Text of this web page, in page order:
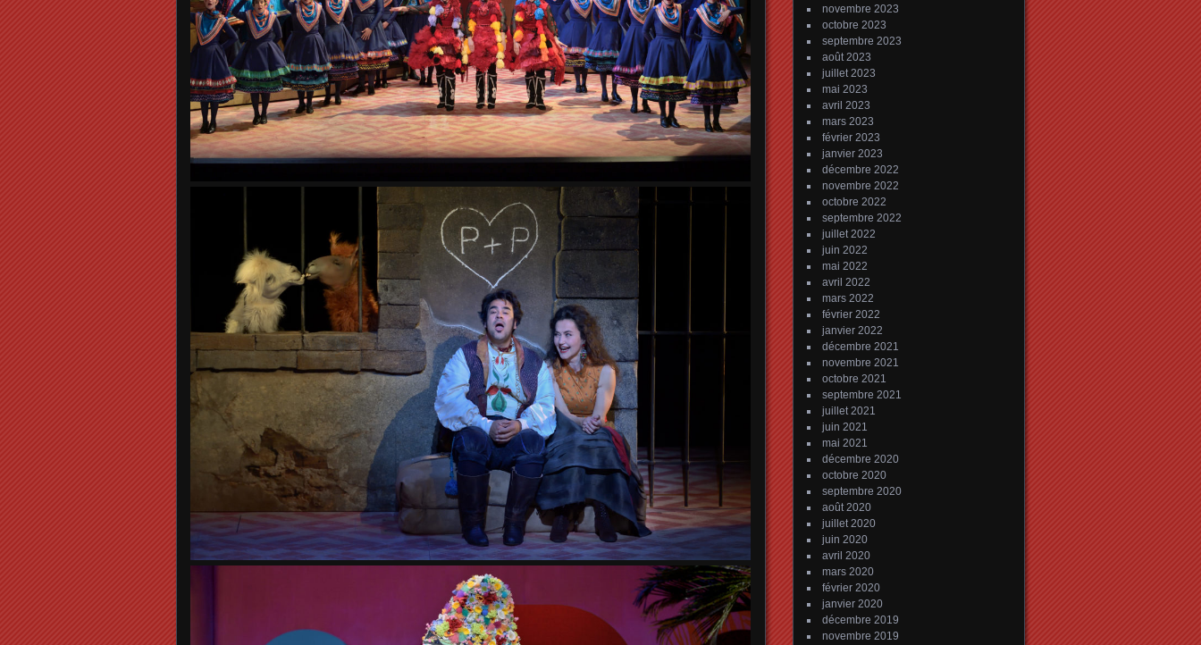
novembre 2023
octobre 2023
septembre 2023
août 2023
juillet 2023
mai 2023
avril 2023
mars 2023
février 2023
janvier 2023
décembre 2022
novembre 2022
octobre 2022
septembre 2022
juillet 2022
juin 2022
mai 2022
avril 2022
mars 2022
février 2022
janvier 2022
décembre 2021
novembre 2021
octobre 2021
septembre 2021
juillet 2021
juin 2021
mai 2021
décembre 2020
octobre 2020
septembre 2020
août 2020
juillet 2020
juin 2020
avril 2020
mars 2020
février 2020
janvier 2020
décembre 2019
novembre 2019